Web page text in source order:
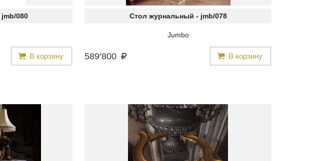
jmb/080
В корзину
Стол журнальный - jmb/078
Jumbo
589′800 В корзину